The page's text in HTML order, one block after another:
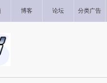
博客 论坛 分类广告